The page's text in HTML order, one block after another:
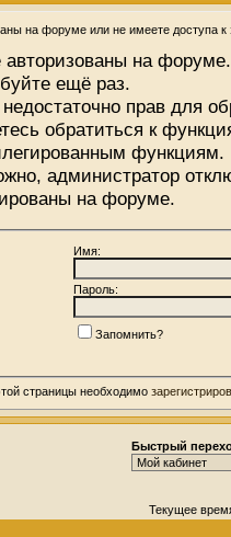
на форуме или не имеете доступа к
на
ещё раз.
прав для
обратиться к
функциям.
администратор
на форуме.
Имя:
Пароль:
Запомнить?
страницы необходимо
Быстрый
Текущее